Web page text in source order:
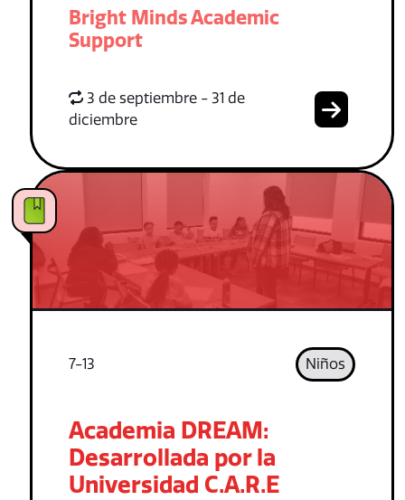
Bright Minds Academic
Support
3 de septiembre - 31 de
diciembre
7-13 Niños
Academia DREAM:
Desarrollada por la
Universidad C.A.R.E